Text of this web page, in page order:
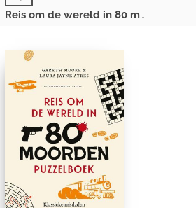
Reis om de wereld in 80 moorden puzzelboek